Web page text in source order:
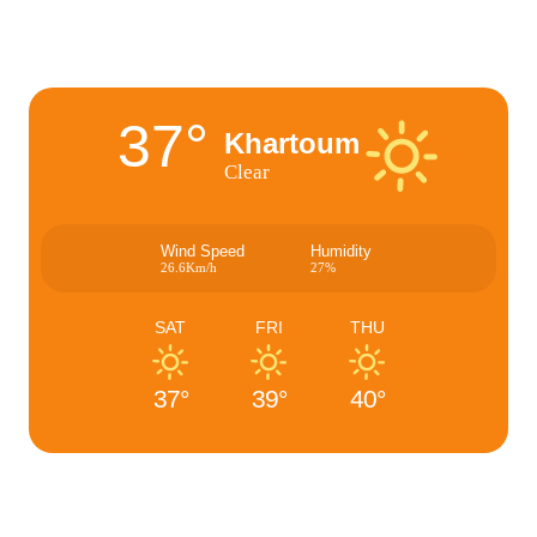
Khartoum
Clear
37°
Humidity
27%
Wind Speed
26.6Km/h
THU
40°
FRI
39°
SAT
37°